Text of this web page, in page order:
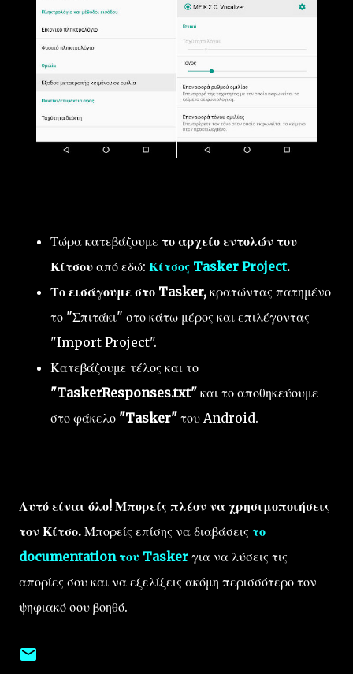
Τώρα κατεβάζουμε το αρχείο εντολών του
Κίτσου από εδώ: Κίτσος Tasker Project.
Το εισάγουμε στο Tasker, κρατώντας πατημένο
το "Σπιτάκι" στο κάτω μέρος και επιλέγοντας
"Import Project".
Κατεβάζουμε τέλος και το
"TaskerResponses.txt" και το αποθηκεύουμε
στο φάκελο "Tasker" του Android.
Αυτό είναι όλο! Μπορείς πλέον να χρησιμοποιήσεις
τον Κίτσο. Μπορείς επίσης να διαβάσεις το
documentation του Tasker για να λύσεις τις
απορίες σου και να εξελίξεις ακόμη περισσότερο τον
ψηφιακό σου βοηθό.